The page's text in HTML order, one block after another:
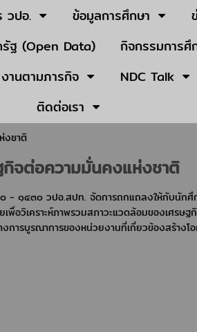
วปอ. ข้อมูลการศึกษา
รัฐ (Open Data)
กิจกรรมการ
งานตามภารกิจ NDC Talk
ติดต่อเรา
งชาติ
จต่อความมั่นคงแห่งชาติ
๑๔๓๐ วปอ.สปท. จัดการถกแถลงให้กับนักศึ
วิเคราะห์ภาพรวมสภาวะแวดล้อมของเศรษ
การบูรณาการของหน่วยงานที่เกี่ยวข้องสร้าง